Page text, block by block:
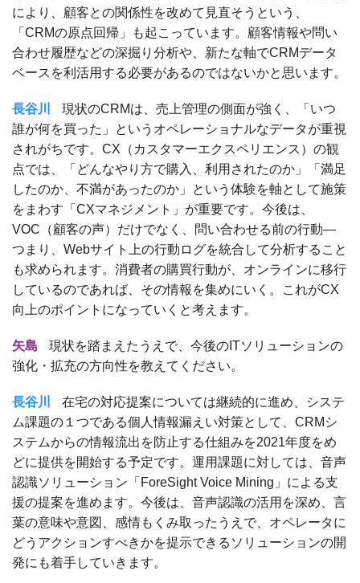
により、顧客との関係性を改めて見直そうという、
「CRMの原点回帰」も起こっています。顧客情報や問い
合わせ履歴などの深掘り分析や、新たな軸でCRMデータ
ベースを利活用する必要があるのではないかと思います。
長谷川
現状のCRMは、売上管理の側面が強く、「いつ
誰が何を買った」というオペレーショナルなデータが重視
されがちです。CX（カスタマーエクスペリエンス）の観
点では、「どんなやり方で購入、利用されたのか」「満足
したのか、不満があったのか」という体験を軸として施策
をまわす「CXマネジメント」が重要です。今後は、
VOC（顧客の声）だけでなく、問い合わせる前の行動—
つまり、Webサイト上の行動ログを統合して分析すること
も求められます。消費者の購買行動が、オンラインに移行
しているのであれば、その情報を集めにいく。これがCX
向上のポイントになっていくと考えます。
矢島
現状を踏まえたうえで、今後のITソリューションの
強化・拡充の方向性を教えてください。
長谷川
在宅の対応提案については継続的に進め、システ
ム課題の１つである個人情報漏えい対策として、CRMシ
ステムからの情報流出を防止する仕組みを2021年度をめ
どに提供を開始する予定です。運用課題に対しては、音声
認識ソリューション「ForeSight Voice Mining」による支
援の提案を進めます。今後は、音声認識の活用を深め、言
葉の意味や意図、感情もくみ取ったうえで、オペレータに
どうアクションすべきかを提示できるソリューションの開
発にも着手していきます。